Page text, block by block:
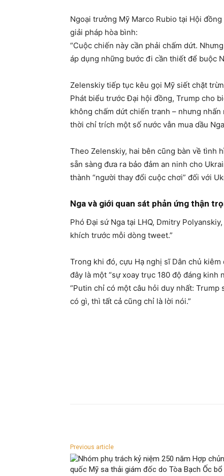
Ngoại trưởng Mỹ Marco Rubio tại Hội
giải pháp hòa bình:
“Cuộc chiến này cần phải chấm dứt.
áp dụng những bước đi cần thiết để buộc
Zelenskiy tiếp tục kêu gọi Mỹ siết chặt
Phát biểu trước Đại hội đồng, Trump cho
không chấm dứt chiến tranh – nhưng
thời chỉ trích một số nước vẫn mua dầu
Theo Zelenskiy, hai bên cũng bàn về tình
sẵn sàng đưa ra bảo đảm an ninh cho
thành “người thay đổi cuộc chơi” đối với
Nga và giới quan sát phản ứng thận
Phó Đại sứ Nga tại LHQ, Dmitry
khích trước mỗi dòng tweet.”
Trong khi đó, cựu Hạ nghị sĩ Dân chủ
đây là một “sự xoay trục 180 độ đáng kinh
“Putin chỉ có một câu hỏi duy nhất:
có gì, thì tất cả cũng chỉ là lời nói.”
Previous article